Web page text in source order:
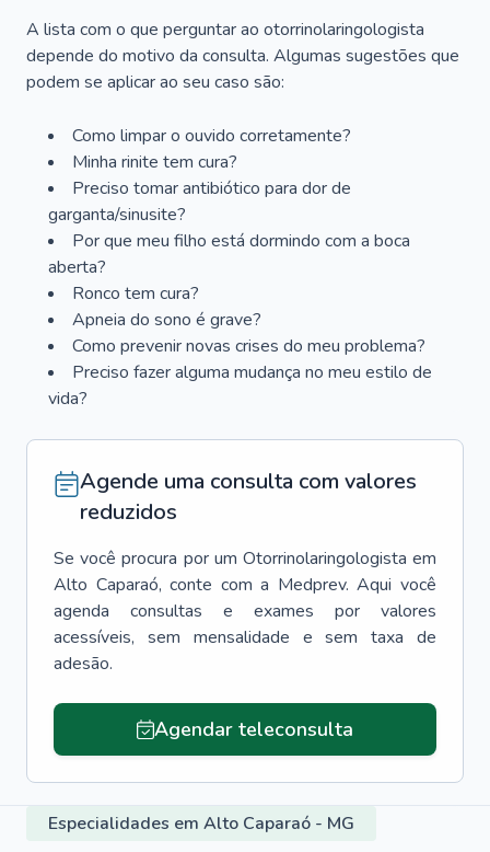
A lista com o que perguntar ao otorrinolaringologista
depende do motivo da consulta. Algumas sugestões que
podem se aplicar ao seu caso são:
Como limpar o ouvido corretamente?
Minha rinite tem cura?
Preciso tomar antibiótico para dor de
garganta/sinusite?
Por que meu filho está dormindo com a boca
aberta?
Ronco tem cura?
Apneia do sono é grave?
Como prevenir novas crises do meu problema?
Preciso fazer alguma mudança no meu estilo de
vida?
Agende uma consulta com valores
reduzidos
Se você procura por um Otorrinolaringologista em
Alto Caparaó, conte com a Medprev. Aqui você
agenda consultas e exames por valores
acessíveis, sem mensalidade e sem taxa de
adesão.
Agendar teleconsulta
Especialidades em Alto Caparaó - MG